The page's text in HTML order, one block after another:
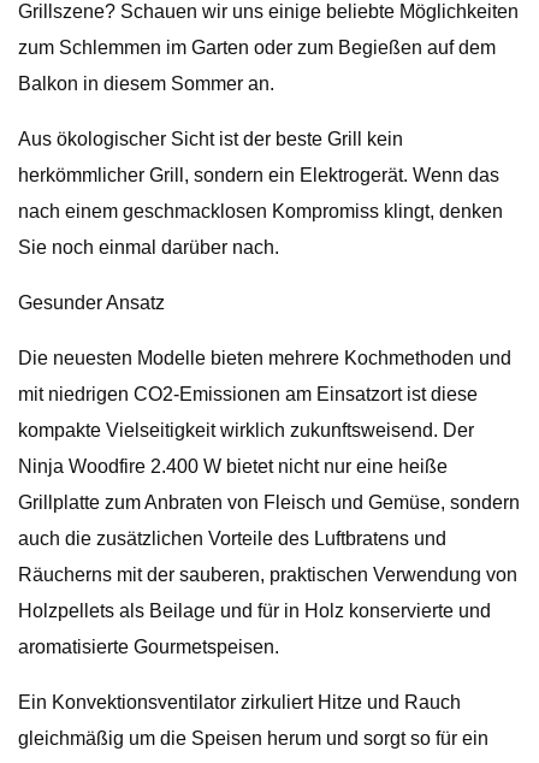
Grillszene? Schauen wir uns einige beliebte Möglichkeiten
zum Schlemmen im Garten oder zum Begießen auf dem
Balkon in diesem Sommer an.
Aus ökologischer Sicht ist der beste Grill kein
herkömmlicher Grill, sondern ein Elektrogerät. Wenn das
nach einem geschmacklosen Kompromiss klingt, denken
Sie noch einmal darüber nach.
Gesunder Ansatz
Die neuesten Modelle bieten mehrere Kochmethoden und
mit niedrigen CO2-Emissionen am Einsatzort ist diese
kompakte Vielseitigkeit wirklich zukunftsweisend. Der
Ninja Woodfire 2.400 W bietet nicht nur eine heiße
Grillplatte zum Anbraten von Fleisch und Gemüse, sondern
auch die zusätzlichen Vorteile des Luftbratens und
Räucherns mit der sauberen, praktischen Verwendung von
Holzpellets als Beilage und für in Holz konservierte und
aromatisierte Gourmetspeisen.
Ein Konvektionsventilator zirkuliert Hitze und Rauch
gleichmäßig um die Speisen herum und sorgt so für ein